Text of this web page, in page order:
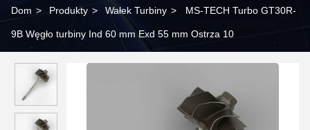
Dom > Produkty > Wałek Turbiny > MS-TECH Turbo GT30R-
9B Węgło turbiny Ind 60 mm Exd 55 mm Ostrza 10